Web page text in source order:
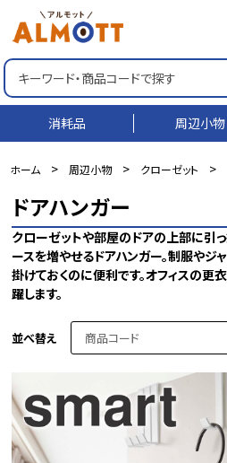
消耗品 周辺小物
ホーム > 周辺小物 > クローゼット >
ドアハンガー
クローゼットや部屋のドアの上部に引
ースを増やせるドアハンガー。制服やジ
掛けておくのに便利です。オフィスの更
躍します。
並べ替え